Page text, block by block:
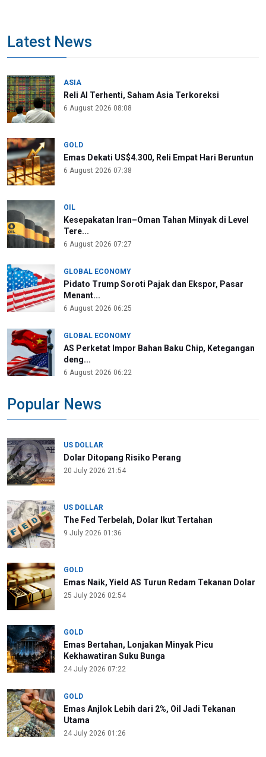
Latest News
ASIA
Reli AI Terhenti, Saham Asia Terkoreksi
6 August 2026 08:08
GOLD
Emas Dekati US$4.300, Reli Empat Hari Beruntun
6 August 2026 07:38
OIL
Kesepakatan Iran–Oman Tahan Minyak di Level
Tere...
6 August 2026 07:27
GLOBAL ECONOMY
Pidato Trump Soroti Pajak dan Ekspor, Pasar
Menant...
6 August 2026 06:25
GLOBAL ECONOMY
AS Perketat Impor Bahan Baku Chip, Ketegangan
deng...
6 August 2026 06:22
Popular News
US DOLLAR
Dolar Ditopang Risiko Perang
20 July 2026 21:54
US DOLLAR
The Fed Terbelah, Dolar Ikut Tertahan
9 July 2026 01:36
GOLD
Emas Naik, Yield AS Turun Redam Tekanan Dolar
25 July 2026 02:54
GOLD
Emas Bertahan, Lonjakan Minyak Picu
Kekhawatiran Suku Bunga
24 July 2026 07:22
GOLD
Emas Anjlok Lebih dari 2%, Oil Jadi Tekanan
Utama
24 July 2026 01:26